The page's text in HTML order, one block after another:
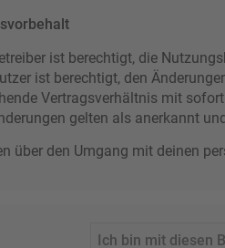
ist berechtigt, die
ist berechtigt, den
Vertragsverhältnis mit
gelten als anerkannt
über den Umgang mit deinen